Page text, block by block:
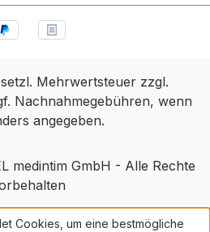
Mehrwertsteuer zzgl.
Nachnahmegebühren, wenn
angegeben.
medintim GmbH - Alle Rechte
Cookies, um eine bestmögliche